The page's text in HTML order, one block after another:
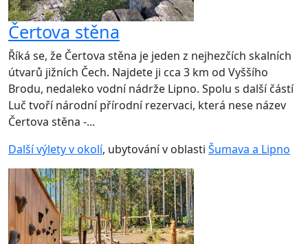
Čertova stěna
Říká se, že Čertova stěna je jeden z nejhezčích skalních
útvarů jižních Čech. Najdete ji cca 3 km od Vyššího
Brodu, nedaleko vodní nádrže Lipno. Spolu s další částí
Luč tvoří národní přírodní rezervaci, která nese název
Čertova stěna -...
Další výlety v okolí, ubytování v oblasti Šumava a Lipno